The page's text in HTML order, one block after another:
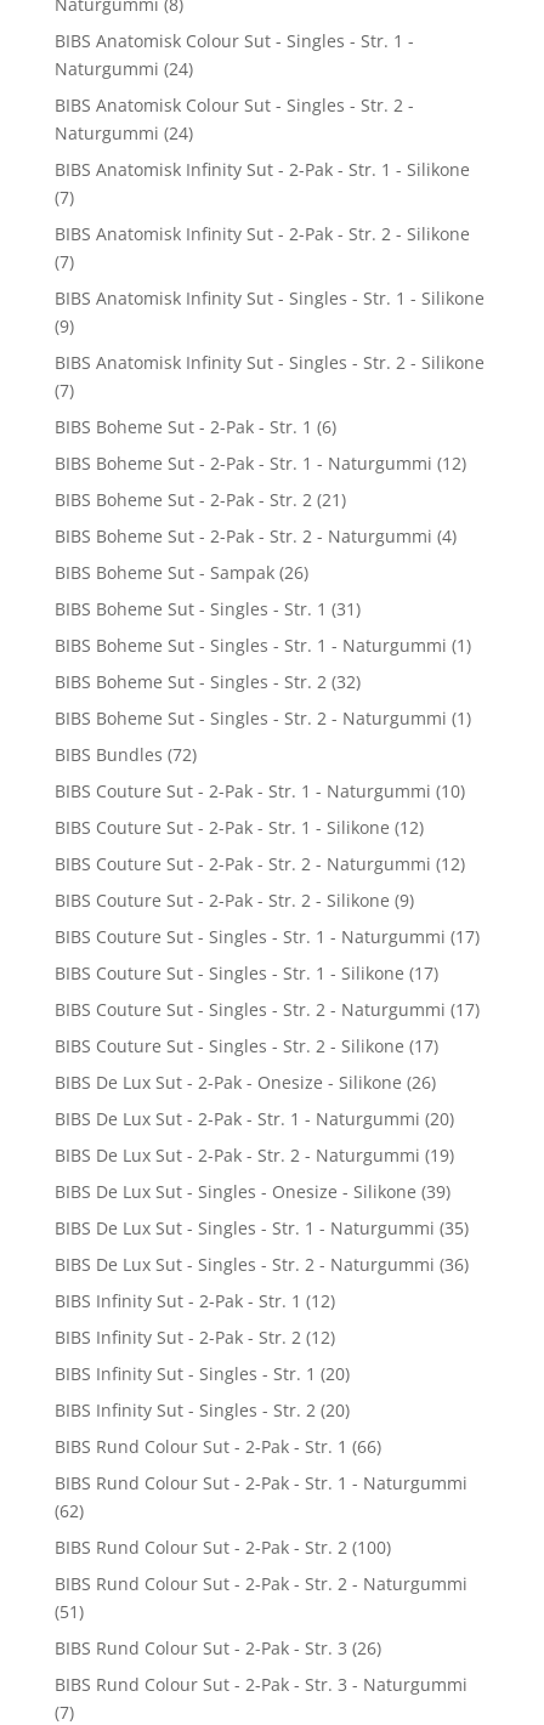
BIBS Anatomisk Colour Sut - Singles - Str. 1 -
Naturgummi (24)
BIBS Anatomisk Colour Sut - Singles - Str. 2 -
Naturgummi (24)
BIBS Anatomisk Infinity Sut - 2-Pak - Str. 1 - Silikone
(7)
BIBS Anatomisk Infinity Sut - 2-Pak - Str. 2 - Silikone
(7)
BIBS Anatomisk Infinity Sut - Singles - Str. 1 - Silikone
(9)
BIBS Anatomisk Infinity Sut - Singles - Str. 2 - Silikone
(7)
BIBS Boheme Sut - 2-Pak - Str. 1 (6)
BIBS Boheme Sut - 2-Pak - Str. 1 - Naturgummi (12)
BIBS Boheme Sut - 2-Pak - Str. 2 (21)
BIBS Boheme Sut - 2-Pak - Str. 2 - Naturgummi (4)
BIBS Boheme Sut - Sampak (26)
BIBS Boheme Sut - Singles - Str. 1 (31)
BIBS Boheme Sut - Singles - Str. 1 - Naturgummi (1)
BIBS Boheme Sut - Singles - Str. 2 (32)
BIBS Boheme Sut - Singles - Str. 2 - Naturgummi (1)
BIBS Bundles (72)
BIBS Couture Sut - 2-Pak - Str. 1 - Naturgummi (10)
BIBS Couture Sut - 2-Pak - Str. 1 - Silikone (12)
BIBS Couture Sut - 2-Pak - Str. 2 - Naturgummi (12)
BIBS Couture Sut - 2-Pak - Str. 2 - Silikone (9)
BIBS Couture Sut - Singles - Str. 1 - Naturgummi (17)
BIBS Couture Sut - Singles - Str. 1 - Silikone (17)
BIBS Couture Sut - Singles - Str. 2 - Naturgummi (17)
BIBS Couture Sut - Singles - Str. 2 - Silikone (17)
BIBS De Lux Sut - 2-Pak - Onesize - Silikone (26)
BIBS De Lux Sut - 2-Pak - Str. 1 - Naturgummi (20)
BIBS De Lux Sut - 2-Pak - Str. 2 - Naturgummi (19)
BIBS De Lux Sut - Singles - Onesize - Silikone (39)
BIBS De Lux Sut - Singles - Str. 1 - Naturgummi (35)
BIBS De Lux Sut - Singles - Str. 2 - Naturgummi (36)
BIBS Infinity Sut - 2-Pak - Str. 1 (12)
BIBS Infinity Sut - 2-Pak - Str. 2 (12)
BIBS Infinity Sut - Singles - Str. 1 (20)
BIBS Infinity Sut - Singles - Str. 2 (20)
BIBS Rund Colour Sut - 2-Pak - Str. 1 (66)
BIBS Rund Colour Sut - 2-Pak - Str. 1 - Naturgummi
(62)
BIBS Rund Colour Sut - 2-Pak - Str. 2 (100)
BIBS Rund Colour Sut - 2-Pak - Str. 2 - Naturgummi
(51)
BIBS Rund Colour Sut - 2-Pak - Str. 3 (26)
BIBS Rund Colour Sut - 2-Pak - Str. 3 - Naturgummi
(7)